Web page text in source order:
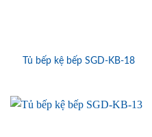
Tủ bếp kệ bếp SGD-KB-18